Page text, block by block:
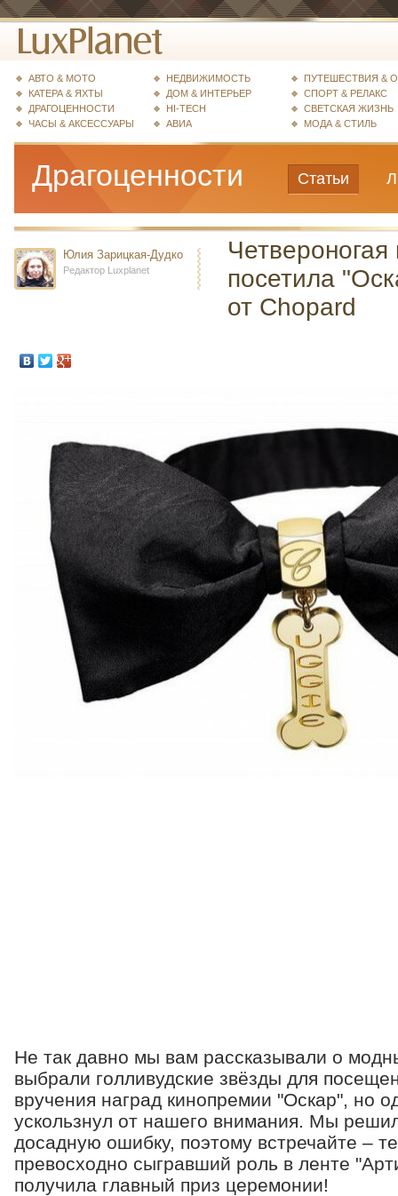
АВТО & МОТО
КАТЕРА & ЯХТЫ
ДРАГОЦЕННОСТИ
ЧАСЫ & АКСЕССУАРЫ
НЕДВИЖИМОСТЬ
ДОМ & ИНТЕРЬЕР
HI-TECH
АВИА
ПУТЕШЕСТВИЯ &
СПОРТ & РЕЛАКС
СВЕТСКАЯ ЖИЗНЬ
МОДА & СТИЛЬ
Драгоценности Статьи
Юлия Зарицкая-Дудко
Редактор Luxplanet
Четвероногая
посетила
от Chopard
Не так давно мы вам рассказывали о
выбрали голливудские звёзды для
вручения наград кинопремии "Оскар", но
ускользнул от нашего внимания. Мы
досадную ошибку, поэтому встречайте –
превосходно сыгравший роль в ленте
получила главный приз церемонии!